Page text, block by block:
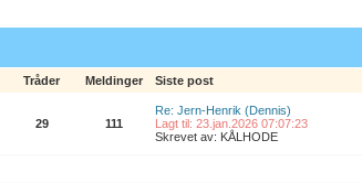
Tråder Meldinger Siste post
29 111
Re: Jern-Henrik (Dennis)
Lagt til: 23.jan.2026 07:07:23
Skrevet av: KÅLHODE